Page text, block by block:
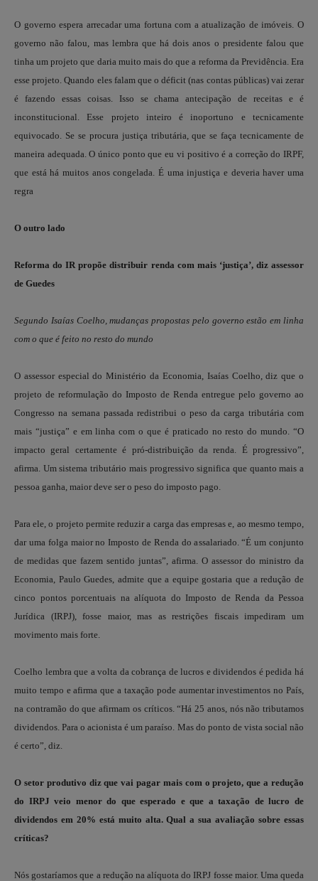
O governo espera arrecadar uma fortuna com a atualização de imóveis. O
governo não falou, mas lembra que há dois anos o presidente falou que
tinha um projeto que daria muito mais do que a reforma da Previdência. Era
esse projeto. Quando eles falam que o déficit (nas contas públicas) vai zerar
é fazendo essas coisas. Isso se chama antecipação de receitas e é
inconstitucional. Esse projeto inteiro é inoportuno e tecnicamente
equivocado. Se se procura justiça tributária, que se faça tecnicamente de
maneira adequada. O único ponto que eu vi positivo é a correção do IRPF,
que está há muitos anos congelada. É uma injustiça e deveria haver uma
regra
O outro lado
Reforma do IR propõe distribuir renda com mais ‘justiça’, diz assessor
de Guedes
Segundo Isaías Coelho, mudanças propostas pelo governo estão em linha
com o que é feito no resto do mundo
O assessor especial do Ministério da Economia, Isaías Coelho, diz que o
projeto de reformulação do Imposto de Renda entregue pelo governo ao
Congresso na semana passada redistribui o peso da carga tributária com
mais “justiça” e em linha com o que é praticado no resto do mundo. “O
impacto geral certamente é pró-distribuição da renda. É progressivo”,
afirma. Um sistema tributário mais progressivo significa que quanto mais a
pessoa ganha, maior deve ser o peso do imposto pago.
Para ele, o projeto permite reduzir a carga das empresas e, ao mesmo tempo,
dar uma folga maior no Imposto de Renda do assalariado. “É um conjunto
de medidas que fazem sentido juntas”, afirma. O assessor do ministro da
Economia, Paulo Guedes, admite que a equipe gostaria que a redução de
cinco pontos porcentuais na alíquota do Imposto de Renda da Pessoa
Jurídica (IRPJ), fosse maior, mas as restrições fiscais impediram um
movimento mais forte.
Coelho lembra que a volta da cobrança de lucros e dividendos é pedida há
muito tempo e afirma que a taxação pode aumentar investimentos no País,
na contramão do que afirmam os críticos. “Há 25 anos, nós não tributamos
dividendos. Para o acionista é um paraíso. Mas do ponto de vista social não
é certo”, diz.
O setor produtivo diz que vai pagar mais com o projeto, que a redução
do IRPJ veio menor do que esperado e que a taxação de lucro de
dividendos em 20% está muito alta. Qual a sua avaliação sobre essas
críticas?
Nós gostaríamos que a redução na alíquota do IRPJ fosse maior. Uma queda